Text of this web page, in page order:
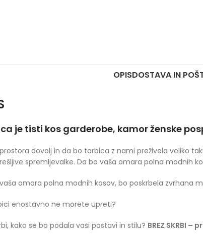
OPISDOSTAVA IN
je tisti kos garderobe, kamor ženske
dovolj in da bo torbica z nami preživela veliko
spremljevalke. Da bo vaša omara polna modnih
omara polna modnih kosov, bo poskrbela zvrhana
enostavno ne morete upreti?
kako se bo podala vaši postavi in stilu? BREZ SKRBI –